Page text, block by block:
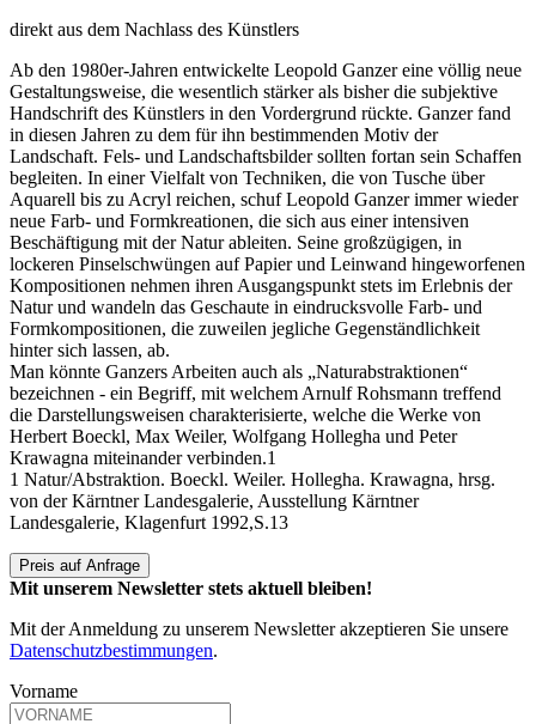
direkt aus dem Nachlass des Künstlers
Ab den 1980er-Jahren entwickelte Leopold Ganzer eine völlig neue
Gestaltungsweise, die wesentlich stärker als bisher die subjektive
Handschrift des Künstlers in den Vordergrund rückte. Ganzer fand
in diesen Jahren zu dem für ihn bestimmenden Motiv der
Landschaft. Fels- und Landschaftsbilder sollten fortan sein Schaffen
begleiten. In einer Vielfalt von Techniken, die von Tusche über
Aquarell bis zu Acryl reichen, schuf Leopold Ganzer immer wieder
neue Farb- und Formkreationen, die sich aus einer intensiven
Beschäftigung mit der Natur ableiten. Seine großzügigen, in
lockeren Pinselschwüngen auf Papier und Leinwand hingeworfenen
Kompositionen nehmen ihren Ausgangspunkt stets im Erlebnis der
Natur und wandeln das Geschaute in eindrucksvolle Farb- und
Formkompositionen, die zuweilen jegliche Gegenständlichkeit
hinter sich lassen, ab.
Man könnte Ganzers Arbeiten auch als „Naturabstraktionen“
bezeichnen - ein Begriff, mit welchem Arnulf Rohsmann treffend
die Darstellungsweisen charakterisierte, welche die Werke von
Herbert Boeckl, Max Weiler, Wolfgang Hollegha und Peter
Krawagna miteinander verbinden.1
1 Natur/Abstraktion. Boeckl. Weiler. Hollegha. Krawagna, hrsg.
von der Kärntner Landesgalerie, Ausstellung Kärntner
Landesgalerie, Klagenfurt 1992,S.13
Preis auf Anfrage
Mit unserem Newsletter stets aktuell bleiben!
Mit der Anmeldung zu unserem Newsletter akzeptieren Sie unsere
Datenschutzbestimmungen.
Vorname